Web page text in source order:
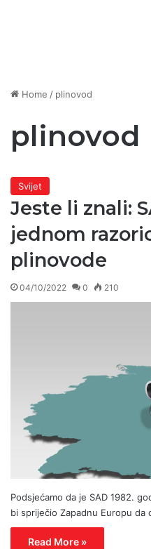
Home / plinovod
plinovod
Svijet
Jeste li znali:
jednom
plinovode
04/10/2022 0 210
Podsjećamo da je SAD 1982.
bi spriječio Zapadnu Europu
Read More »